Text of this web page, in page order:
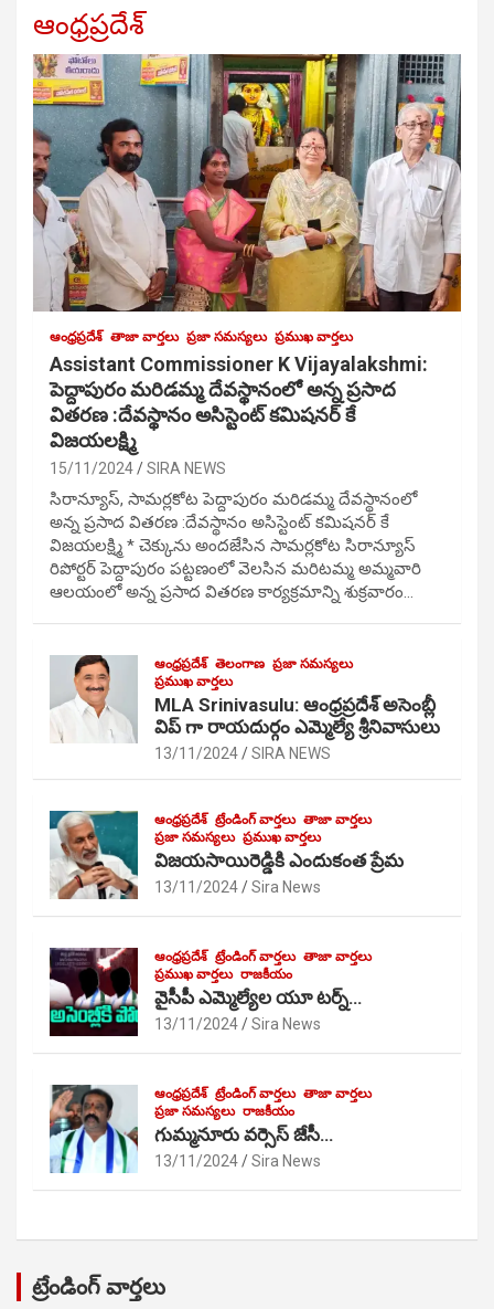
ఆంధ్రప్రదేశ్
ఆంధ్రప్రదేశ్ తాజా వార్తలు ప్రజా సమస్యలు ప్రముఖ వార్తలు
Assistant Commissioner K Vijayalakshmi:
పెద్దాపురం మరిడమ్మ దేవస్థానంలో అన్న ప్రసాద
వితరణ :దేవస్థానం అసిస్టెంట్ కమిషనర్ కే
విజయలక్ష్మి
15/11/2024 SIRA NEWS
సిరాన్యూస్, సామర్లకోట పెద్దాపురం మరిడమ్మ దేవస్థానంలో
అన్న ప్రసాద వితరణ :దేవస్థానం అసిస్టెంట్ కమిషనర్ కే
విజయలక్ష్మి * చెక్కును అందజేసిన సామర్లకోట సిరాన్యూస్
రిపోర్టర్ పెద్దాపురం పట్టణంలో వెలసిన మరిటమ్మ అమ్మవారి
ఆలయంలో అన్న ప్రసాద వితరణ కార్యక్రమాన్ని శుక్రవారం…
ఆంధ్రప్రదేశ్ తెలంగాణ ప్రజా సమస్యలు
ప్రముఖ వార్తలు
MLA Srinivasulu: ఆంధ్రప్రదేశ్ అసెంబ్లీ
విప్ గా రాయదుర్గం ఎమ్మెల్యే శ్రీనివాసులు
13/11/2024 SIRA NEWS
ఆంధ్రప్రదేశ్ ట్రేండింగ్ వార్తలు తాజా వార్తలు
ప్రజా సమస్యలు ప్రముఖ వార్తలు
విజయసాయిరెడ్డికి ఎందుకంత ప్రేమ
13/11/2024 Sira News
ఆంధ్రప్రదేశ్ ట్రేండింగ్ వార్తలు తాజా వార్తలు
ప్రముఖ వార్తలు రాజకీయం
వైసీపీ ఎమ్మెల్యేల యూ టర్న్…
13/11/2024 Sira News
ఆంధ్రప్రదేశ్ ట్రేండింగ్ వార్తలు తాజా వార్తలు
ప్రజా సమస్యలు రాజకీయం
గుమ్మనూరు వర్సెస్ జేసీ…
13/11/2024 Sira News
ట్రేండింగ్ వార్తలు